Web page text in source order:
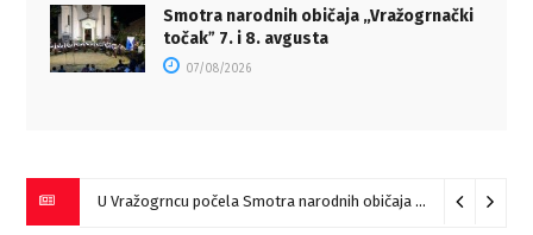
Smotra narodnih običaja „Vražogrnački
točakˮ 7. i 8. avgusta
07/08/2026
U Vražogrncu počela Smotra narodnih običaja „Vražogrnački točak“